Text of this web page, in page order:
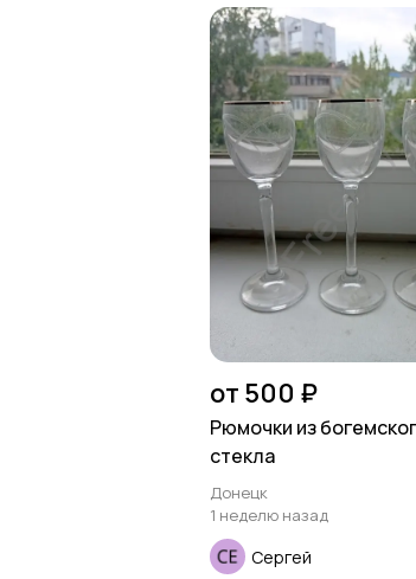
от 500 ₽
Рюмочки из
стекла
Донецк
1 неделю назад
Сергей